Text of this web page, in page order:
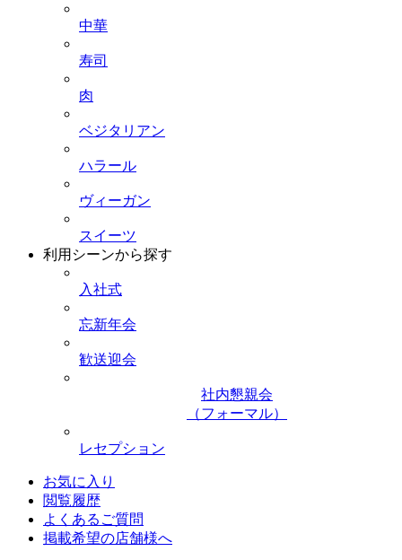
中華
寿司
肉
ベジタリアン
ハラール
ヴィーガン
スイーツ
利用シーンから探す
入社式
忘新年会
歓送迎会
社内懇親会
（フォーマル）
レセプション
お気に入り
閲覧履歴
よくあるご質問
掲載希望の店舗様へ